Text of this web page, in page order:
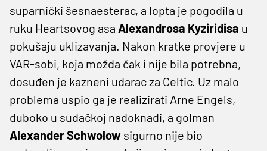
suparnički šesnaesterac, a lopta je pogodila u
ruku Heartsovog asa Alexandrosa Kyziridisa u
pokušaju uklizavanja. Nakon kratke provjere u
VAR-sobi, koja možda čak i nije bila potrebna,
dosuđen je kazneni udarac za Celtic. Uz malo
problema uspio ga je realizirati Arne Engels,
duboko u sudačkoj nadoknadi, a golman
Alexander Schwolow sigurno nije bio